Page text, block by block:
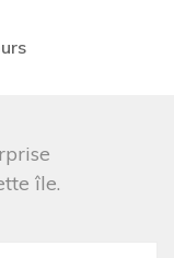
île.